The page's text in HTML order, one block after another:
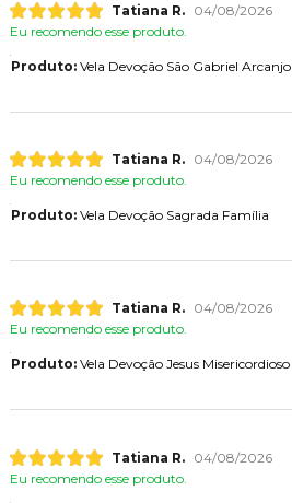
Tatiana R.
04/08/2026
Eu recomendo esse produto.
Produto:Vela Devoção São Gabriel Arcanjo
Tatiana R.
04/08/2026
Eu recomendo esse produto.
Produto:Vela Devoção Sagrada Família
Tatiana R.
04/08/2026
Eu recomendo esse produto.
Produto:Vela Devoção Jesus Misericordioso
Tatiana R.
04/08/2026
Eu recomendo esse produto.